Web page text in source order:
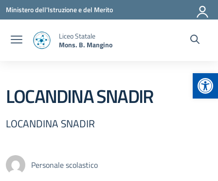
Vai ai contenuti
Vai al menu di navigazione
Vai al footer
Ministero dell'Istruzione e del Merito
Liceo Statale
Mons. B. Mangino
LOCANDINA SNADIR
LOCANDINA SNADIR
Personale scolastico